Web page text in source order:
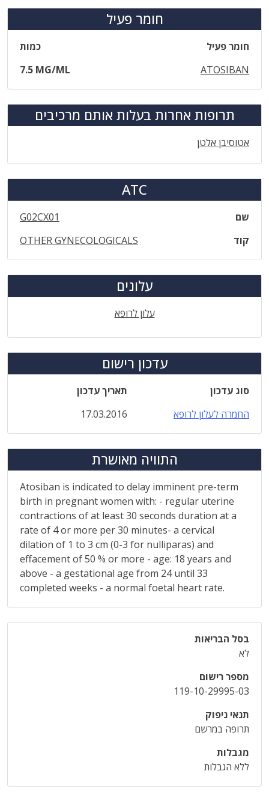
חומר פעיל
חומר פעיל
כמות
ATOSIBAN
7.5 MG/ML
תרופות אחרות בעלות אותם מרכיבים
אטוסיבן אלטן
ATC
שם
G02CX01
קוד
OTHER GYNECOLOGICALS
עלונים
עלון לרופא
עדכון רישום
סוג עדכון
תאריך עדכון
החמרה לעלון לרופא
17.03.2016
התוויה מאושרת
Atosiban is indicated to delay imminent pre-term
birth in pregnant women with: - regular uterine
contractions of at least 30 seconds duration at a
rate of 4 or more per 30 minutes- a cervical
dilation of 1 to 3 cm (0-3 for nulliparas) and
effacement of 50 % or more - age: 18 years and
above - a gestational age from 24 until 33
completed weeks - a normal foetal heart rate.
בסל הבריאות
לא
מספר רישום
119-10-29995-03
תנאי ניפוק
תרופה במרשם
מגבלות
ללא הגבלות